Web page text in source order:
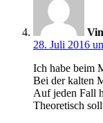
28. Juli 2016
Ich habe beim
Bei der kalten
Auf jeden Fall
Theoretisch